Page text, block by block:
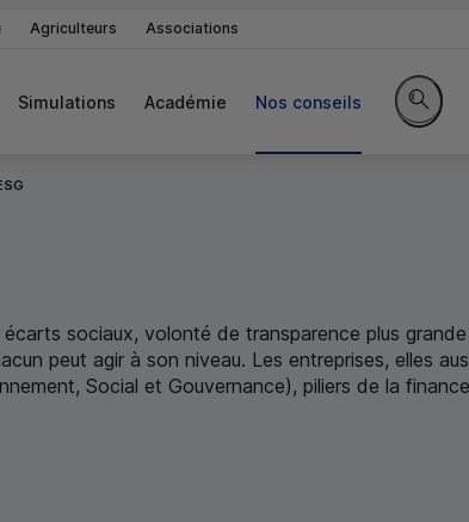
Agriculteurs Associations
Simulations Académie Nos conseils
sociaux, volonté de transparence plus
peut agir à son niveau. Les entreprises, elles
Social et Gouvernance), piliers de la